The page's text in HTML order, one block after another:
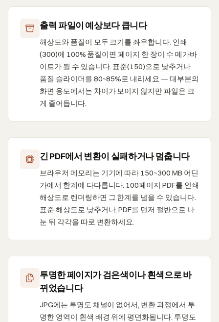
출력 파일이 예상보다 큽니다
해상도와 품질이 모두 크기를 좌우합니다. 인쇄
(300)에 100% 품질이면 페이지 한 장이 수 메가바
이트가 될 수 있습니다. 표준(150)으로 낮추거나
품질 슬라이더를 80~85%로 내리세요 — 대부분의
화면 용도에서는 차이가 보이지 않지만 파일은 크
게 줄어듭니다.
긴 PDF에서 변환이 실패하거나 멈춥니다
브라우저 메모리는 기기에 따라 150~300 MB 어딘
가에서 한계에 다다릅니다. 100페이지 PDF를 인쇄
해상도로 렌더링하면 그 한계를 넘을 수 있습니다.
표준 해상도로 낮추거나, PDF를 먼저 절반으로 나
눈 뒤 각각을 따로 변환하세요.
투명한 페이지가 검은색이나 흰색으로 바
뀌었습니다
JPG에는 투명도 채널이 없어서, 변환 과정에서 투
명한 영역이 흰색 배경 위에 평면화됩니다. 투명도